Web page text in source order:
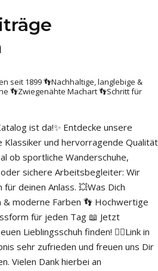
seit 1899👣Nachhaltige, langlebige &
👣Zwiegenähte Machart👣Schritt für